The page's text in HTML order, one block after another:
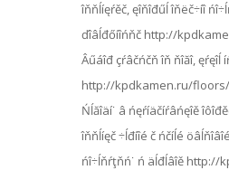
îňňĺíęŕěč, ęîňîđűĺ îňëč÷íî
ďîâĺđőíîńňč http://
Âűáîđ çŕâčńčň îň ňîăî, ęŕęîĺ
http://kpdkamen.ru/floors/
Ńĺăîäí˙ â ńęŕíäčíŕâńęîě
îňňĺíęč ÷ĺđíîé č ńčíĺé
ńî÷ĺňŕţňń˙ ń äĺđĺâîě